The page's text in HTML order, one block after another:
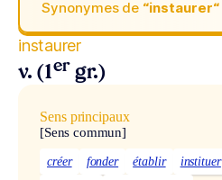
Synonymes de “instaurer“
instaurer
v. (1er gr.)
Sens principaux
[Sens commun]
créer fonder établir instituer